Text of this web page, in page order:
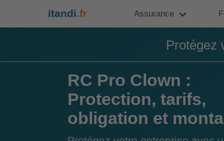
itandi.fr Assurance
Protégez
RC Pro Clown :
Protection, tarifs,
obligation et